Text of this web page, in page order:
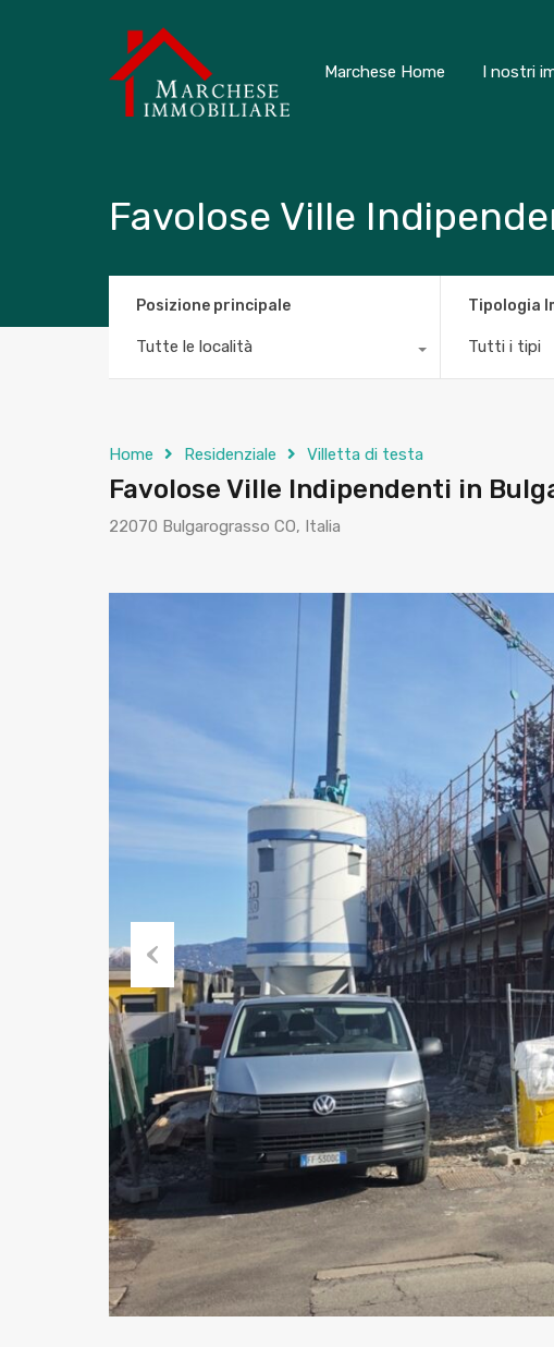
Marchese Home I nostri
Favolose Ville
Posizione principale
Tutte le località
Tipologia
Tutti i tipi
Home Residenziale Villetta di testa
Favolose Ville Indipendenti in
22070 Bulgarograsso CO, Italia
Previous